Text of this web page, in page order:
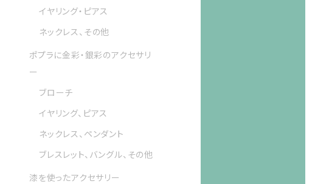
イヤリング・ピアス
ネックレス、その他
ポプラに金彩・銀彩のアクセサリ
ー
ブローチ
イヤリング、ピアス
ネックレス、ペンダント
ブレスレット、バングル、その他
漆を使ったアクセサリー